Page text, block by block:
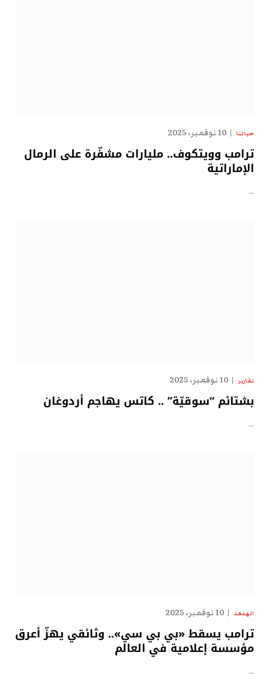
حياتنا 10 نوفمبر، 2025
ترامب وويتكوف.. مليارات مشفّرة على الرمال
الإماراتية
…
تقارير 10 نوفمبر، 2025
بشتائم “سوقيّة” .. كاتس يهاجم أردوغان
…
الهدهد 10 نوفمبر، 2025
ترامب يسقط «بي بي سي».. وثائقي يهزّ أعرق
مؤسسة إعلامية في العالم
…